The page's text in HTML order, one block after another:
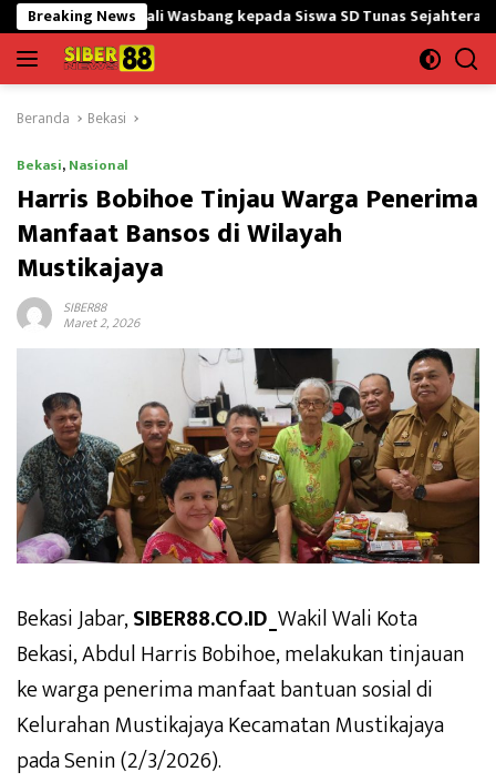
Langsung
ke
konten
Breaking News
Wasbang kepada Siswa SD Tunas Sejahtera Hadapi
Beranda Bekasi
Bekasi,Nasional
Harris Bobihoe Tinjau Warga Penerima
Manfaat Bansos di Wilayah
Mustikajaya
SIBER88
Maret 2, 2026
Bekasi Jabar,SIBER88.CO.ID_Wakil Wali Kota
Bekasi, Abdul Harris Bobihoe, melakukan tinjauan
ke warga penerima manfaat bantuan sosial di
Kelurahan Mustikajaya Kecamatan Mustikajaya
pada Senin (2/3/2026).